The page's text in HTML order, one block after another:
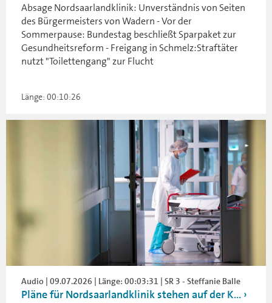
Absage Nordsaarlandklinik: Unverständnis von Seiten
des Bürgermeisters von Wadern - Vor der
Sommerpause: Bundestag beschließt Sparpaket zur
Gesundheitsreform - Freigang in Schmelz:Straftäter
nutzt "Toilettengang" zur Flucht
Länge: 00:10:26
Audio | 09.07.2026 | Länge: 00:03:31 | SR 3 - Steffanie Balle
Pläne für Nordsaarlandklinik stehen auf der K...